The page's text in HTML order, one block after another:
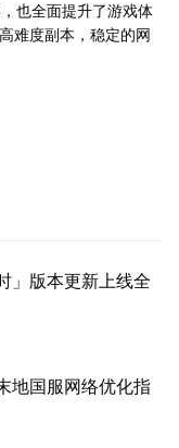
也全面提升了游戏体
难度副本，稳定的网
」版本更新上线全
地国服网络优化指